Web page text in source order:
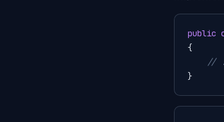
public
{
//
}